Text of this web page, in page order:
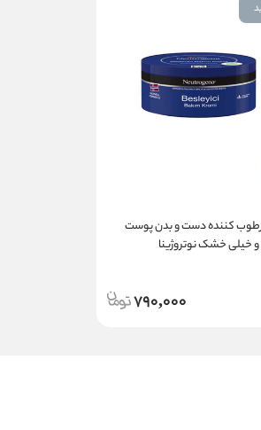
کننده دست و بدن پوست
خشک نوتروژینا
790,000